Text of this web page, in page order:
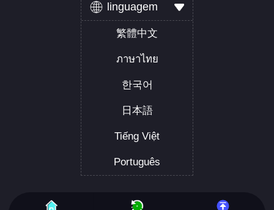
linguagem
繁體中文
ภาษาไทย
한국어
日本語
Tiếng Việt
Português